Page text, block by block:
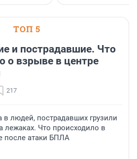
ТОП 5
и пострадавшие. Что
о взрыве в центре
217
в людей, пострадавших грузили
лежаках. Что происходило в
после атаки БПЛА